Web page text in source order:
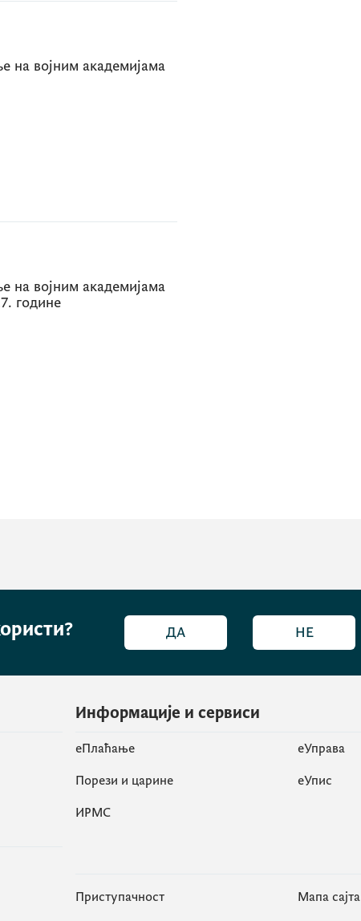
на војним академијама
на војним академијама
године
ДА НЕ
Информације и сервиси
eПлаћање
еУправа
Порези и царине
eУпис
ИРМС
Приступачност Мапа сајта